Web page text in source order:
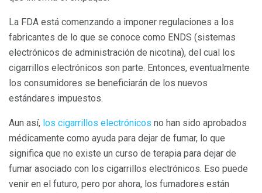
La FDA está comenzando a imponer regulaciones a los
fabricantes de lo que se conoce como ENDS (sistemas
electrónicos de administración de nicotina), del cual los
cigarrillos electrónicos son parte. Entonces, eventualmente
los consumidores se beneficiarán de los nuevos
estándares impuestos.
Aun así, los cigarrillos electrónicos no han sido aprobados
médicamente como ayuda para dejar de fumar, lo que
significa que no existe un curso de terapia para dejar de
fumar asociado con los cigarrillos electrónicos. Eso puede
venir en el futuro, pero por ahora, los fumadores están